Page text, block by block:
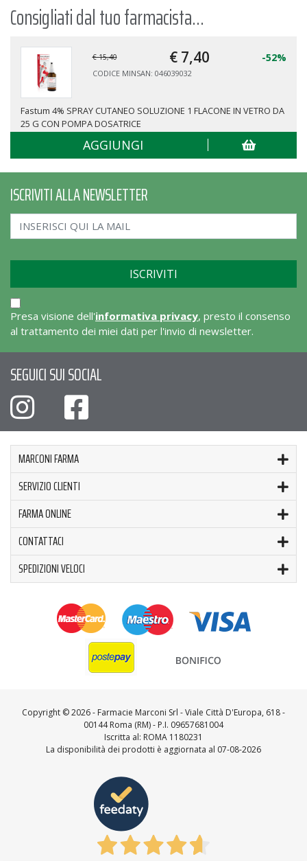
Consigliati dal tuo farmacista...
€ 15,40 € 7,40 -52%
CODICE MINSAN: 046039032
Fastum 4% SPRAY CUTANEO SOLUZIONE 1 FLACONE IN VETRO DA
25 G CON POMPA DOSATRICE
AGGIUNGI
ISCRIVITI ALLA NEWSLETTER
Presa visione dell'informativa privacy, presto il consenso
al trattamento dei miei dati per l'invio di newsletter.
SEGUICI SUI SOCIAL
MARCONI FARMA
SERVIZIO CLIENTI
FARMA ONLINE
CONTATTACI
SPEDIZIONI VELOCI
Copyright ©2026 - Farmacie Marconi Srl - Viale Città D'Europa, 618 -
00144 Roma (RM) - P.I. 09657681004
Iscritta al: ROMA 1180231
La disponibilità dei prodotti è aggiornata al 07-08-2026